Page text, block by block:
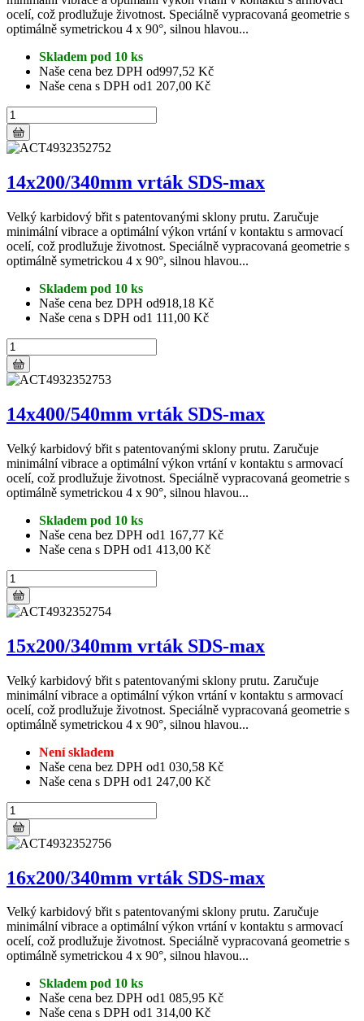
ocelí, což prodlužuje životnost. Speciálně vypracovaná geometrie s
optimálně symetrickou 4 x 90°, silnou hlavou...
Skladem pod 10 ks
Naše cena bez DPH od997,52 Kč
Naše cena s DPH od1 207,00 Kč
14x200/340mm vrták SDS-max
Velký karbidový břit s patentovanými sklony prutu. Zaručuje
minimální vibrace a optimální výkon vrtání v kontaktu s armovací
ocelí, což prodlužuje životnost. Speciálně vypracovaná geometrie s
optimálně symetrickou 4 x 90°, silnou hlavou...
Skladem pod 10 ks
Naše cena bez DPH od918,18 Kč
Naše cena s DPH od1 111,00 Kč
14x400/540mm vrták SDS-max
Velký karbidový břit s patentovanými sklony prutu. Zaručuje
minimální vibrace a optimální výkon vrtání v kontaktu s armovací
ocelí, což prodlužuje životnost. Speciálně vypracovaná geometrie s
optimálně symetrickou 4 x 90°, silnou hlavou...
Skladem pod 10 ks
Naše cena bez DPH od1 167,77 Kč
Naše cena s DPH od1 413,00 Kč
15x200/340mm vrták SDS-max
Velký karbidový břit s patentovanými sklony prutu. Zaručuje
minimální vibrace a optimální výkon vrtání v kontaktu s armovací
ocelí, což prodlužuje životnost. Speciálně vypracovaná geometrie s
optimálně symetrickou 4 x 90°, silnou hlavou...
Není skladem
Naše cena bez DPH od1 030,58 Kč
Naše cena s DPH od1 247,00 Kč
16x200/340mm vrták SDS-max
Velký karbidový břit s patentovanými sklony prutu. Zaručuje
minimální vibrace a optimální výkon vrtání v kontaktu s armovací
ocelí, což prodlužuje životnost. Speciálně vypracovaná geometrie s
optimálně symetrickou 4 x 90°, silnou hlavou...
Skladem pod 10 ks
Naše cena bez DPH od1 085,95 Kč
Naše cena s DPH od1 314,00 Kč